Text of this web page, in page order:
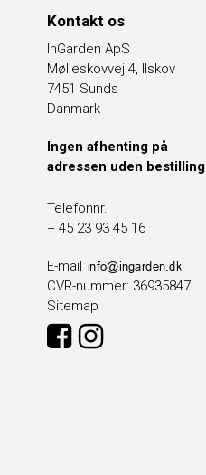
Kontakt os
InGarden ApS
Mølleskovvej 4, Ilskov
7451 Sunds
Danmark
Ingen afhenting på
adressen uden bestilling
Telefonnr.
+ 45 23 93 45 16
E-mail
CVR-nummer: 36935847
Sitemap